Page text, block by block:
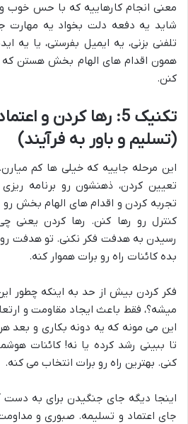
معنی انجام کارهاییه که با حس خوب
شاید یه دفعه دلت بخواد یه مهارت
تلفنی بزنی، یه ایمیل بفرستی، یا یه
همون اقدام های الهام بخش هستن
کنن.
تکنیک 5: رها کردن و
(تسلیم و باور به فرآیند)
این مرحله جاییه که خیلی ها کم
تعیین کردن، ذهنشون رو برنامه
تجربه کردن و اقدام های الهام بخش رو
کنترل رو رها کنن. رها کردن یعنی
رسیدن به هدفت فکر نکنی. تو هدفت رو
بده کائنات راه رو برات هموار کنه.
فکر کردن بیش از حد به اینکه چطور این
میشه؟، فقط باعث ایجاد مقاومت و
این می مونه که یه دونه بکاری و بعد
تا ببینی رشد کرده یا نه! کائنات
کنی. بهترین راه رو برات انتخاب می کنه.
اینجا دیگه جای جنگیدن برای به دست
جای اعتماد و تسلیمه. صبوری و